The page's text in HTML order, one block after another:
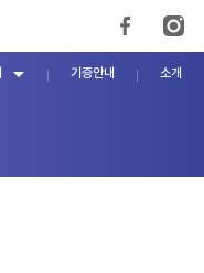
기증안내 소개